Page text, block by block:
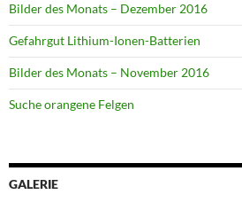
Bilder des Monats – Dezember 2016
Gefahrgut Lithium-Ionen-Batterien
Bilder des Monats – November 2016
Suche orangene Felgen
GALERIE